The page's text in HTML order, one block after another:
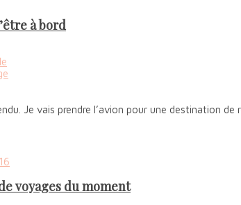
à bord
Je vais prendre l’avion pour une destination
voyages du moment